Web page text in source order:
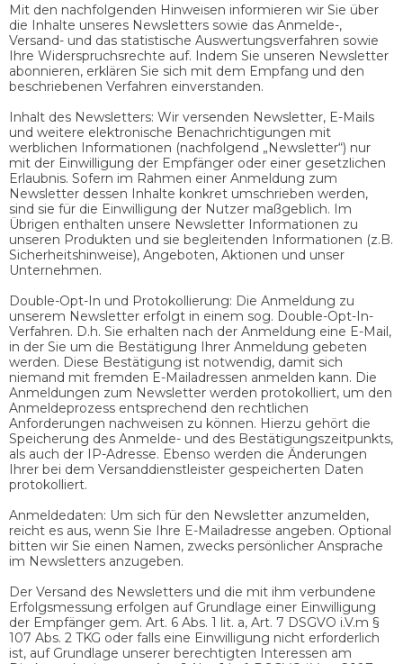
Mit den nachfolgenden Hinweisen informieren wir Sie über
die Inhalte unseres Newsletters sowie das Anmelde-,
Versand- und das statistische Auswertungsverfahren sowie
Ihre Widerspruchsrechte auf. Indem Sie unseren Newsletter
abonnieren, erklären Sie sich mit dem Empfang und den
beschriebenen Verfahren einverstanden.
Inhalt des Newsletters: Wir versenden Newsletter, E-Mails
und weitere elektronische Benachrichtigungen mit
werblichen Informationen (nachfolgend „Newsletter“) nur
mit der Einwilligung der Empfänger oder einer gesetzlichen
Erlaubnis. Sofern im Rahmen einer Anmeldung zum
Newsletter dessen Inhalte konkret umschrieben werden,
sind sie für die Einwilligung der Nutzer maßgeblich. Im
Übrigen enthalten unsere Newsletter Informationen zu
unseren Produkten und sie begleitenden Informationen (z.B.
Sicherheitshinweise), Angeboten, Aktionen und unser
Unternehmen.
Double-Opt-In und Protokollierung: Die Anmeldung zu
unserem Newsletter erfolgt in einem sog. Double-Opt-In-
Verfahren. D.h. Sie erhalten nach der Anmeldung eine E-Mail,
in der Sie um die Bestätigung Ihrer Anmeldung gebeten
werden. Diese Bestätigung ist notwendig, damit sich
niemand mit fremden E-Mailadressen anmelden kann. Die
Anmeldungen zum Newsletter werden protokolliert, um den
Anmeldeprozess entsprechend den rechtlichen
Anforderungen nachweisen zu können. Hierzu gehört die
Speicherung des Anmelde- und des Bestätigungszeitpunkts,
als auch der IP-Adresse. Ebenso werden die Änderungen
Ihrer bei dem Versanddienstleister gespeicherten Daten
protokolliert.
Anmeldedaten: Um sich für den Newsletter anzumelden,
reicht es aus, wenn Sie Ihre E-Mailadresse angeben. Optional
bitten wir Sie einen Namen, zwecks persönlicher Ansprache
im Newsletters anzugeben.
Der Versand des Newsletters und die mit ihm verbundene
Erfolgsmessung erfolgen auf Grundlage einer Einwilligung
der Empfänger gem. Art. 6 Abs. 1 lit. a, Art. 7 DSGVO i.V.m §
107 Abs. 2 TKG oder falls eine Einwilligung nicht erforderlich
ist, auf Grundlage unserer berechtigten Interessen am